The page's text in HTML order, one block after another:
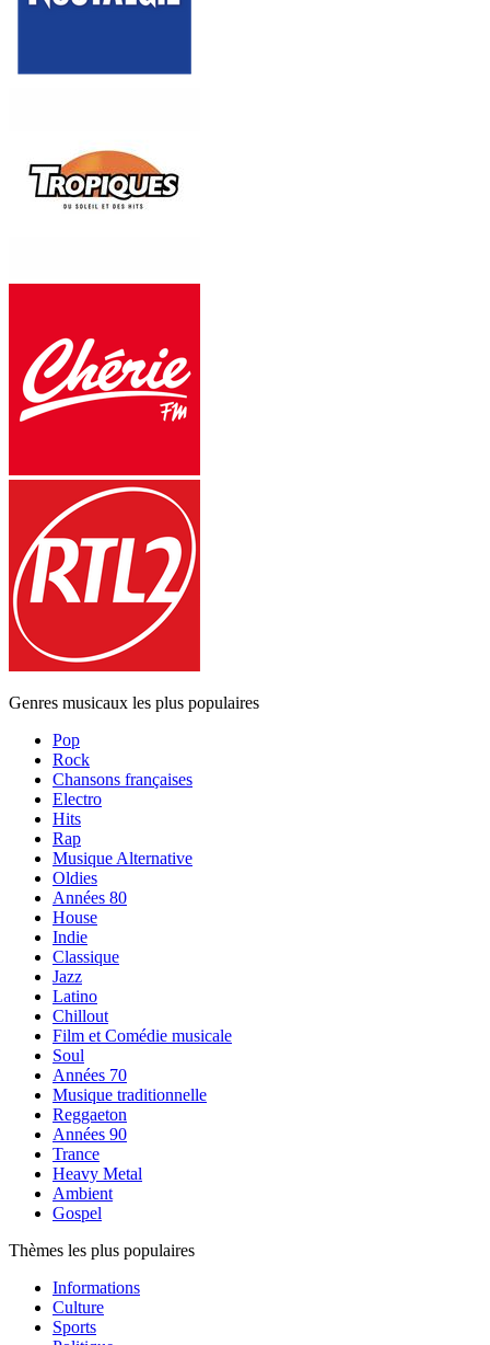
Genres musicaux les plus populaires
Pop
Rock
Chansons françaises
Electro
Hits
Rap
Musique Alternative
Oldies
Années 80
House
Indie
Classique
Jazz
Latino
Chillout
Film et Comédie musicale
Soul
Années 70
Musique traditionnelle
Reggaeton
Années 90
Trance
Heavy Metal
Ambient
Gospel
Thèmes les plus populaires
Informations
Culture
Sports